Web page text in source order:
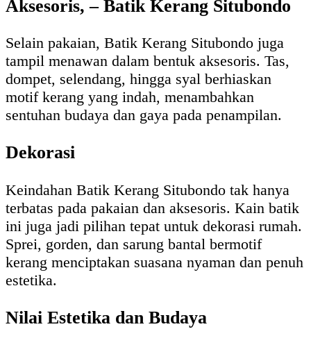
Aksesoris, – Batik Kerang Situbondo
Selain pakaian, Batik Kerang Situbondo juga
tampil menawan dalam bentuk aksesoris. Tas,
dompet, selendang, hingga syal berhiaskan
motif kerang yang indah, menambahkan
sentuhan budaya dan gaya pada penampilan.
Dekorasi
Keindahan Batik Kerang Situbondo tak hanya
terbatas pada pakaian dan aksesoris. Kain batik
ini juga jadi pilihan tepat untuk dekorasi rumah.
Sprei, gorden, dan sarung bantal bermotif
kerang menciptakan suasana nyaman dan penuh
estetika.
Nilai Estetika dan Budaya